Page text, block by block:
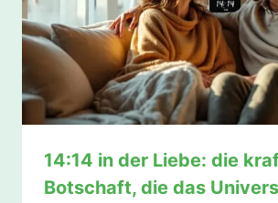
14:14 in der Liebe: die
Botschaft, die das